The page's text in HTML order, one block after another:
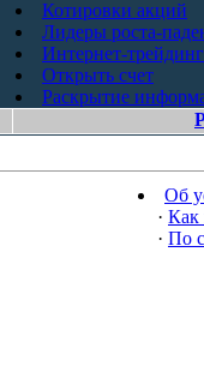
Котировки акций
Лидеры роста-
Интернет-
Открыть счет
Раскрытие
Об
· Как
· По